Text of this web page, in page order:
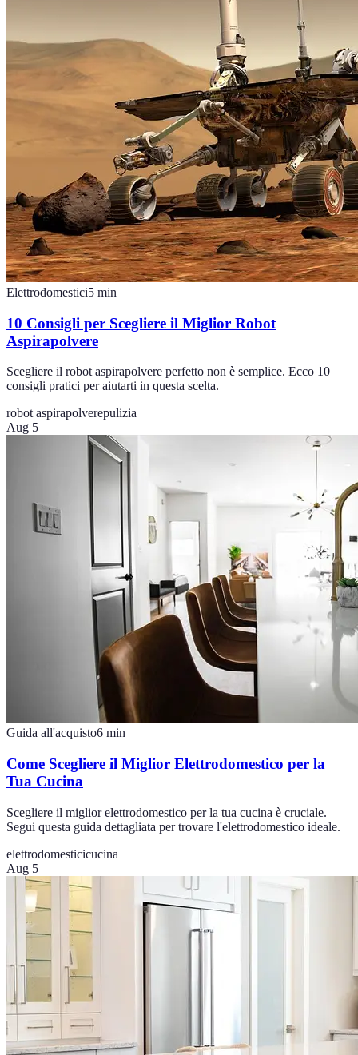
Elettrodomestici5 min
10 Consigli per Scegliere il Miglior Robot
Aspirapolvere
Scegliere il robot aspirapolvere perfetto non è semplice. Ecco 10
consigli pratici per aiutarti in questa scelta.
robot aspirapolverepulizia
Aug 5
Guida all'acquisto6 min
Come Scegliere il Miglior Elettrodomestico per la
Tua Cucina
Scegliere il miglior elettrodomestico per la tua cucina è cruciale.
Segui questa guida dettagliata per trovare l'elettrodomestico ideale.
elettrodomesticicucina
Aug 5